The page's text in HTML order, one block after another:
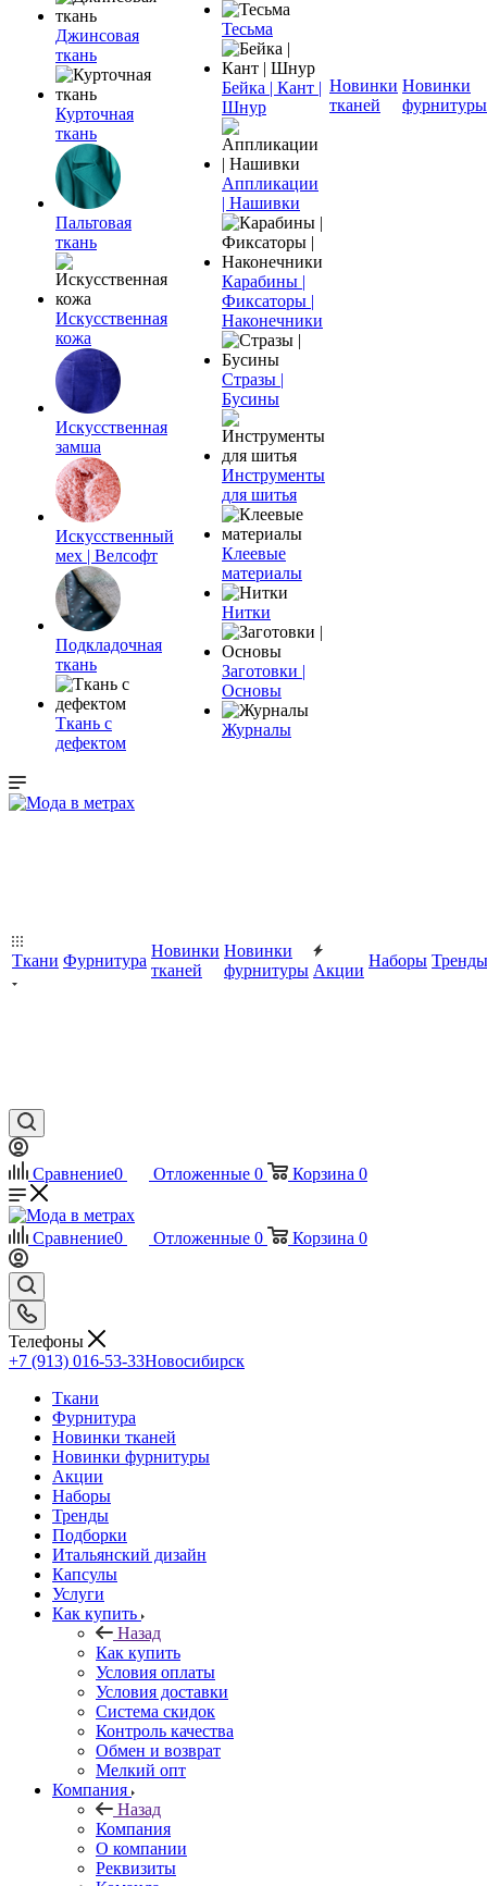
Джинсовая
ткань
Курточная
ткань
Пальтовая
ткань
Искусственная
кожа
Искусственная
замша
Искусственный
мех | Велсофт
Подкладочная
ткань
Ткань с
дефектом
Тесьма
Бейка | Кант |
Шнур
Аппликации
| Нашивки
Карабины |
Фиксаторы |
Наконечники
Стразы |
Бусины
Инструменты
для шитья
Клеевые
материалы
Нитки
Заготовки |
Основы
Журналы
Новинки
тканей
Новинки
фурнитуры
Ткани Фурнитура
Новинки
тканей
Новинки
фурнитуры Акции
Наборы Тренды
Сравнение0 Отложенные 0 Корзина 0
Сравнение0 Отложенные 0 Корзина 0
Телефоны
+7 (913) 016-53-33Новосибирск
Ткани
Фурнитура
Новинки тканей
Новинки фурнитуры
Акции
Наборы
Тренды
Подборки
Итальянский дизайн
Капсулы
Услуги
Как купить
Назад
Как купить
Условия оплаты
Условия доставки
Система скидок
Контроль качества
Обмен и возврат
Мелкий опт
Компания
Назад
Компания
О компании
Реквизиты